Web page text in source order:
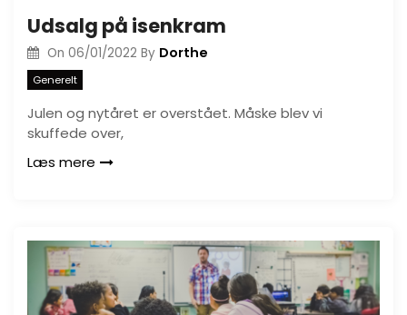
Udsalg på isenkram
On 06/01/2022 By Dorthe
Generelt
Julen og nytåret er overstået. Måske blev vi
skuffede over,
Læs mere